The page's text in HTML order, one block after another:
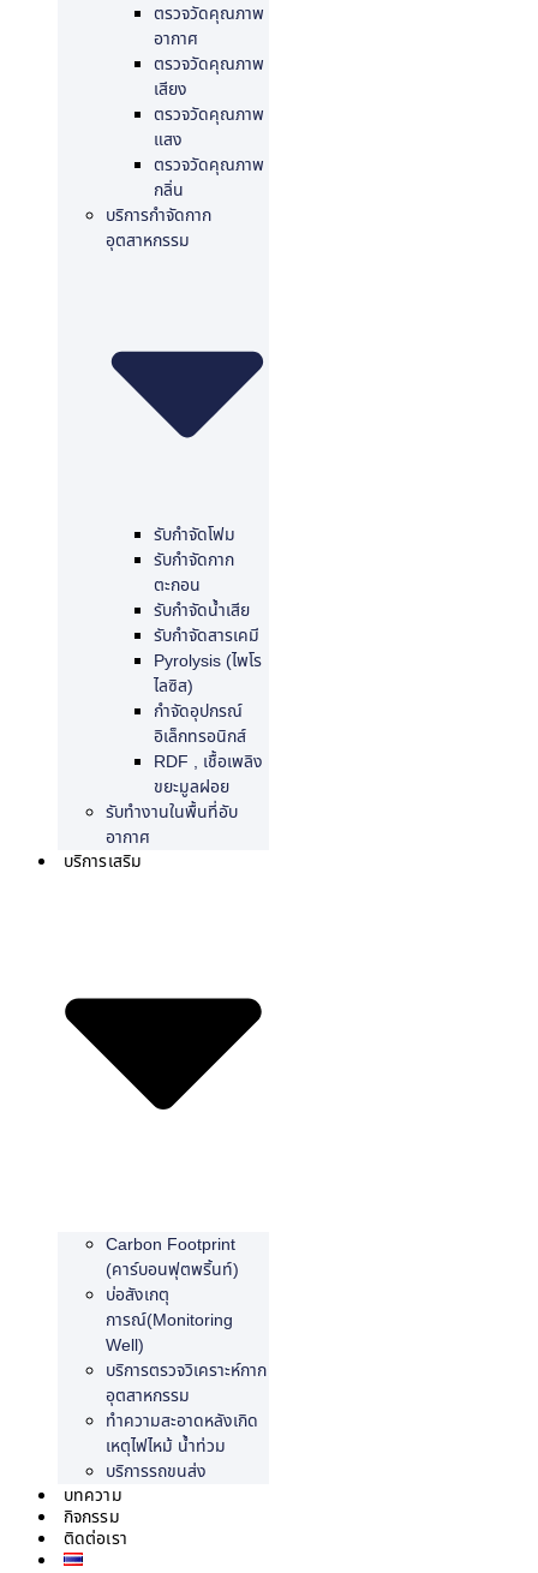
ตรวจวัดคุณภาพ
อากาศ
ตรวจวัดคุณภาพ
เสียง
ตรวจวัดคุณภาพ
แสง
ตรวจวัดคุณภาพ
กลิ่น
บริการกำจัดกาก
อุตสาหกรรม
รับกำจัดโฟม
รับกำจัดกาก
ตะกอน
รับกำจัดน้ำเสีย
รับกำจัดสารเคมี
Pyrolysis (ไพโร
ไลซิส)
กำจัดอุปกรณ์
อิเล็กทรอนิกส์
RDF , เชื้อเพลิง
ขยะมูลฝอย
รับทำงานในพื้นที่อับ
อากาศ
บริการเสริม
Carbon Footprint
(คาร์บอนฟุตพริ้นท์)
บ่อสังเกตุ
การณ์(Monitoring
Well)
บริการตรวจวิเคราะห์กาก
อุตสาหกรรม
ทำความสะอาดหลังเกิด
เหตุไฟไหม้ น้ำท่วม
บริการรถขนส่ง
บทความ
กิจกรรม
ติดต่อเรา